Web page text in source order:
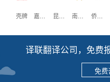
壳牌 嘉士伯 昆仑万维
译联翻译公司，免费
免费